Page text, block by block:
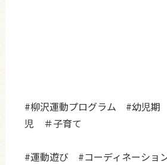
#柳沢運動プログラム #幼児期
児
＃子育て
#運動遊び #コーディネーショ